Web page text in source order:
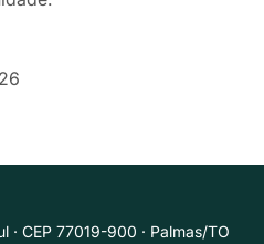
· CEP 77019-900 · Palmas/TO